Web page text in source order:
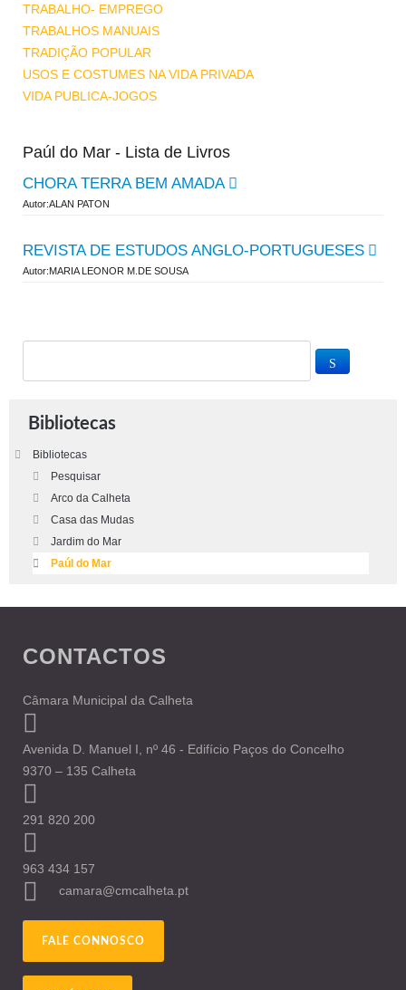
TRABALHO- EMPREGO
TRABALHOS MANUAIS
TRADIÇÃO POPULAR
USOS E COSTUMES NA VIDA PRIVADA
VIDA PUBLICA-JOGOS
Paúl do Mar - Lista de Livros
CHORA TERRA BEM AMADA
Autor:ALAN PATON
REVISTA DE ESTUDOS ANGLO-PORTUGUESES
Autor:MARIA LEONOR M.DE SOUSA
Bibliotecas
Bibliotecas
Pesquisar
Arco da Calheta
Casa das Mudas
Jardim do Mar
Paúl do Mar
CONTACTOS
Câmara Municipal da Calheta
Avenida D. Manuel I, nº 46 - Edifício Paços do Concelho
9370 – 135 Calheta
291 820 200
963 434 157
camara@cmcalheta.pt
FALE CONNOSCO